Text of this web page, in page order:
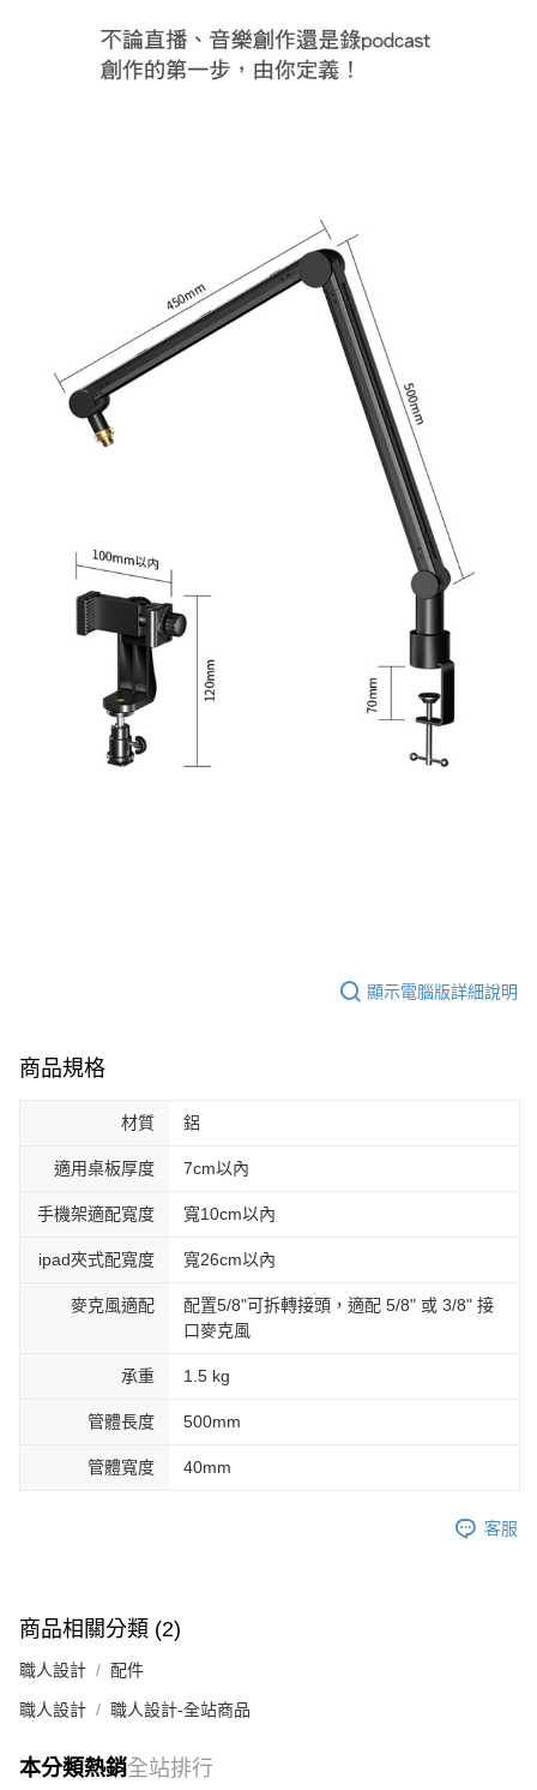
顯示電腦版詳細說明
商品規格
材質 鋁
適用桌板厚度 7cm以內
手機架適配寬度 寬10cm以內
ipad夾式配寬度 寬26cm以內
麥克風適配
配置5/8"可拆轉接頭，適配 5/8" 或 3/8" 接
口麥克風
承重 1.5 kg
管體長度 500mm
管體寬度 40mm
客服
商品相關分類 (2)
職人設計 配件
職人設計 職人設計-全站商品
本分類熱銷全站排行